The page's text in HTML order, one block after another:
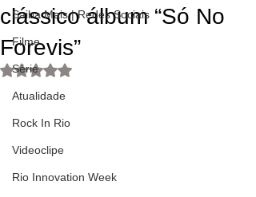
Saiba Mais | Redes Sociais
Filme
Série
Atualidade
Rock In Rio
Videoclipe
Rio Innovation Week
clássico álbum “Só No
Forevis”
Avaliado com NaN de 5 estrelas.